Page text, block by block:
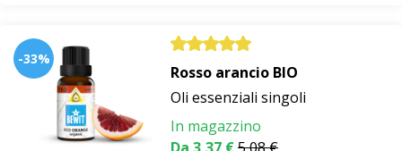
-33%
Rosso arancio BIO
Oli essenziali singoli
In magazzino